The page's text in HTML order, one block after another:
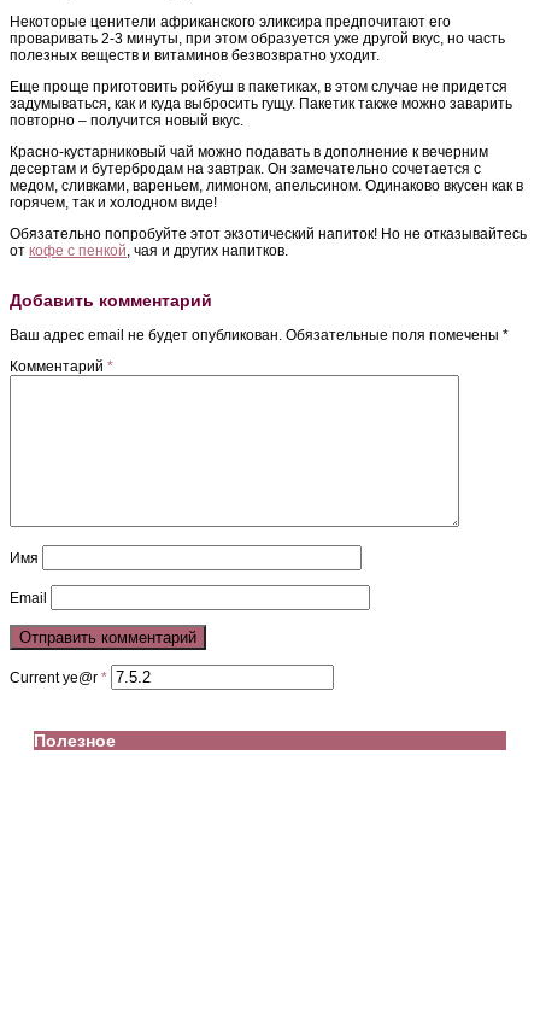
Некоторые ценители африканского эликсира предпочитают его
проваривать 2-3 минуты, при этом образуется уже другой вкус, но часть
полезных веществ и витаминов безвозвратно уходит.
Еще проще приготовить ройбуш в пакетиках, в этом случае не придется
задумываться, как и куда выбросить гущу. Пакетик также можно заварить
повторно – получится новый вкус.
Красно-кустарниковый чай можно подавать в дополнение к вечерним
десертам и бутербродам на завтрак. Он замечательно сочетается с
медом, сливками, вареньем, лимоном, апельсином. Одинаково вкусен как в
горячем, так и холодном виде!
Обязательно попробуйте этот экзотический напиток! Но не отказывайтесь
от кофе с пенкой , чая и других напитков.
Добавить комментарий
Ваш адрес email не будет опубликован. Обязательные поля помечены *
Комментарий *
Имя
Email
Current ye@r *
Полезное